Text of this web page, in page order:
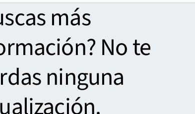
más
No te
ninguna